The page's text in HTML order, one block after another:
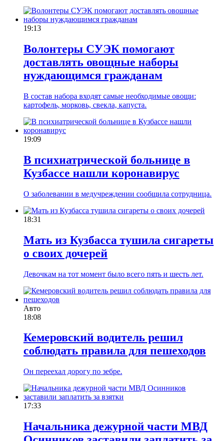
19:13
Волонтеры СУЭК помогают
доставлять овощные наборы
нуждающимся гражданам
В состав набора входят самые необходимые овощи:
картофель, морковь, свекла, капуста.
19:09
В психиатрической больнице в
Кузбассе нашли коронавирус
О заболевании в медучреждении сообщила сотрудница.
18:31
Мать из Кузбасса тушила сигареты
о своих дочерей
Девочкам на тот момент было всего пять и шесть лет.
Авто
18:08
Кемеровский водитель решил
соблюдать правила для пешеходов
Он переехал дорогу по зебре.
17:33
Начальника дежурной части МВД